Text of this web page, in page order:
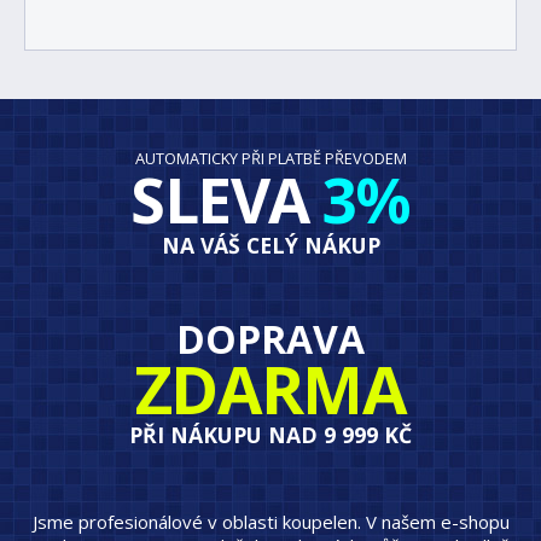
AUTOMATICKY PŘI PLATBĚ PŘEVODEM
SLEVA3%
NA VÁŠ CELÝ NÁKUP
DOPRAVA
ZDARMA
PŘI NÁKUPU NAD 9 999 KČ
Jsme profesionálové v oblasti koupelen. V našem e-shopu